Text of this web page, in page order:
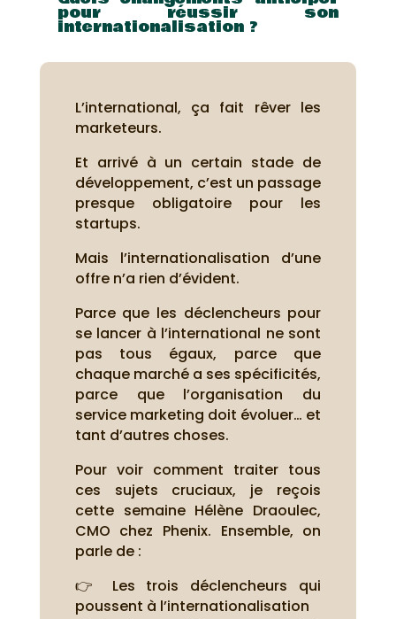
pour réussir son
internationalisation ?
L’international, ça fait rêver les
marketeurs.
Et arrivé à un certain stade de
développement, c’est un passage
presque obligatoire pour les
startups.
Mais l’internationalisation d’une
offre n’a rien d’évident.
Parce que les déclencheurs pour
se lancer à l’international ne sont
pas tous égaux, parce que
chaque marché a ses spécificités,
parce que l’organisation du
service marketing doit évoluer… et
tant d’autres choses.
Pour voir comment traiter tous
ces sujets cruciaux, je reçois
cette semaine Hélène Draoulec,
CMO chez Phenix. Ensemble, on
parle de :
👉 Les trois déclencheurs qui
poussent à l’internationalisation